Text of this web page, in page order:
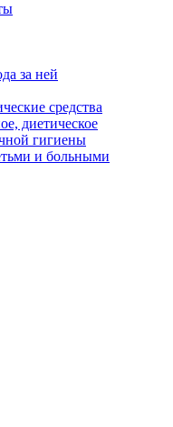
за ней
средства
диетическое
гигиены
и больными